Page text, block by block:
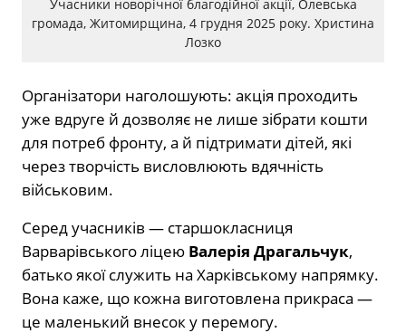
Учасники новорічної благодійної акції, Олевська
громада, Житомирщина, 4 грудня 2025 року. Христина
Лозко
Організатори наголошують: акція проходить
уже вдруге й дозволяє не лише зібрати кошти
для потреб фронту, а й підтримати дітей, які
через творчість висловлюють вдячність
військовим.
Серед учасників — старшокласниця
Варварівського ліцею Валерія Драгальчук,
батько якої служить на Харківському напрямку.
Вона каже, що кожна виготовлена прикраса —
це маленький внесок у перемогу.